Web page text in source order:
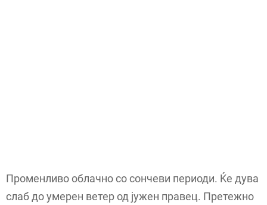
Променливо облачно со сончеви периоди. Ќе дува
слаб до умерен ветер од јужен правец. Претежно